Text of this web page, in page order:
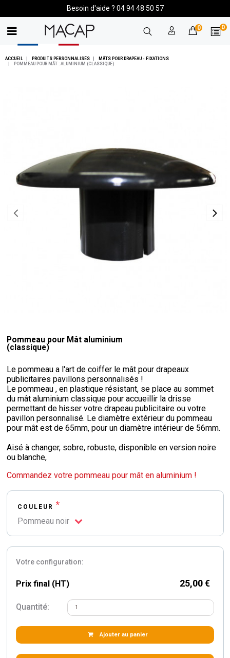
Besoin d'aide ? 04 94 48 50 57
0 0
ACCUEIL PRODUITS PERSONNALISÉS
MÂTS POUR DRAPEAU - FIXATIONS
POMMEAU POUR MÂT : ALUMINIUM (CLASSIQUE)
Pommeau pour Mât aluminium
(classique)
Le pommeau a l'art de coiffer le mât pour drapeaux
publicitaires pavillons personnalisés !
Le pommeau , en plastique résistant, se place au sommet
du mât aluminium classique pour accueillir la drisse
permettant de hisser votre drapeau publicitaire ou votre
pavillon personnalisé. Le diamètre extérieur du pommeau
pour mât est de 65mm, pour un diamètre intérieur de 56mm.
Aisé à changer, sobre, robuste, disponible en version noire
ou blanche,
Commandez votre pommeau pour mât en aluminium !
COULEUR *
Pommeau noir
Votre configuration:
Prix final (HT) 25,00 €
Quantité:
Ajouter au panier